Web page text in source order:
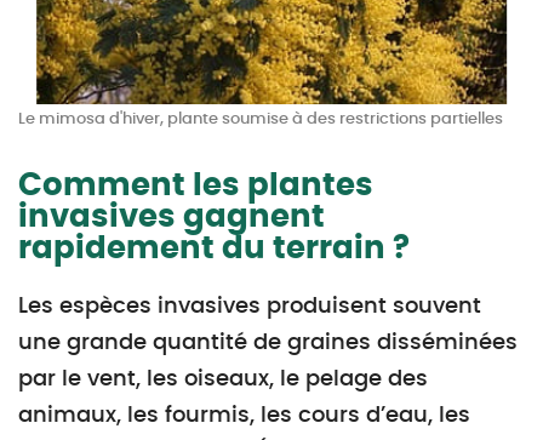
Le mimosa d'hiver, plante soumise à des restrictions partielles
Comment les plantes
invasives gagnent
rapidement du terrain ?
Les espèces invasives produisent souvent
une grande quantité de graines disséminées
par le vent, les oiseaux, le pelage des
animaux, les fourmis, les cours d’eau, les